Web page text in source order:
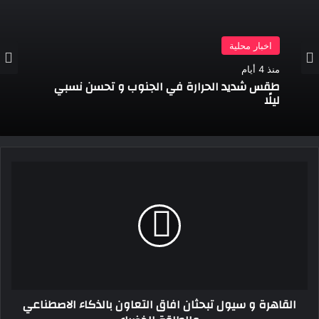
اخبار محلية
منذ 4 أيام
طقس شديد الحرارة في الجنوب و تحسن نسبي
ليلًا
الخضراء
القاهرة و سيول تبحثان افاق التعاون بالذكاء الاصطناعي